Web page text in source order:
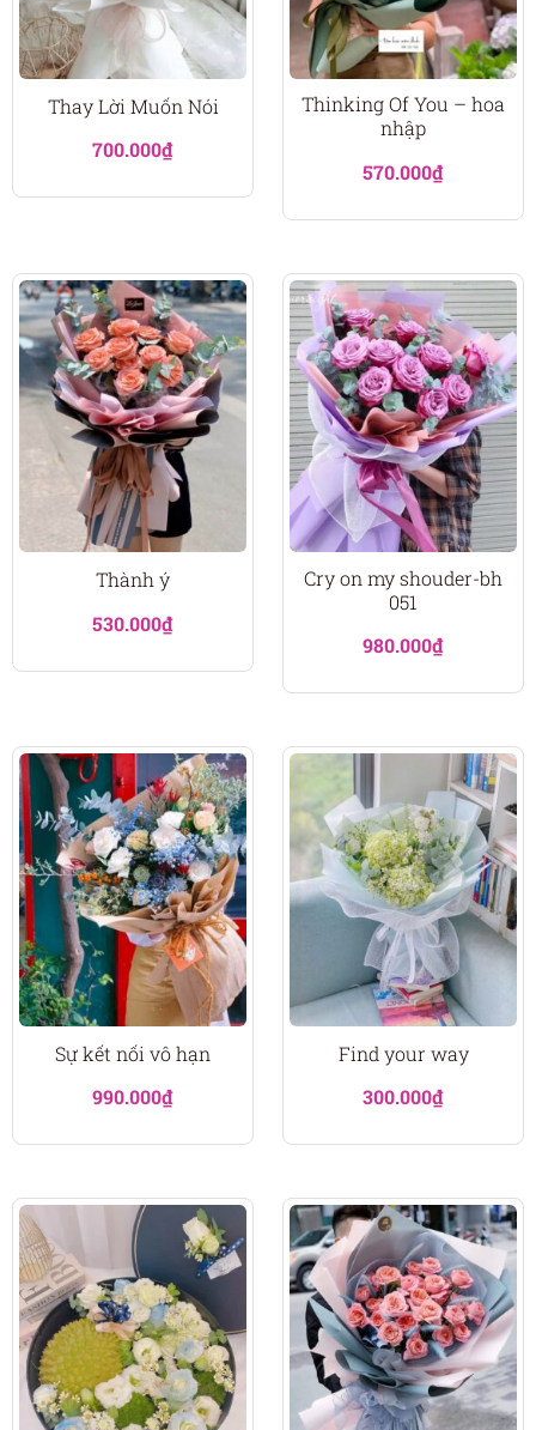
Thay Lời Muốn Nói
700.000₫
Thinking Of You – hoa
nhập
570.000₫
Thành ý
530.000₫
Cry on my shouder-bh
051
980.000₫
Sự kết nối vô hạn
990.000₫
Find your way
300.000₫